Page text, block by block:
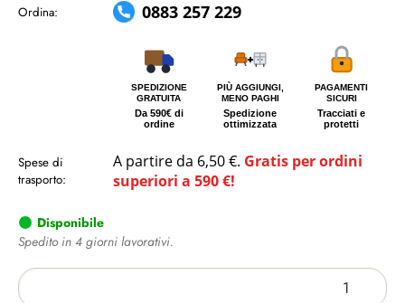
Ordina: 0883 257 229
SPEDIZIONE
GRATUITA
Da 590€ di
ordine
PIÙ AGGIUNGI,
MENO PAGHI
Spedizione
ottimizzata
PAGAMENTI
SICURI
Tracciati e
protetti
Spese di
trasporto:
A partire da 6,50 €. Gratis per ordini
superiori a 590 €!
Disponibile
Spedito in 4 giorni lavorativi.